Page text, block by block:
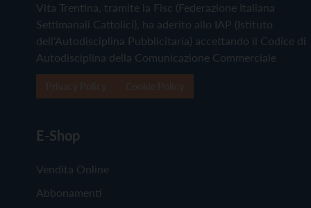
Vita Trentina, tramite la Fisc (Federazione Italiana
Settimanali Cattolici), ha aderito allo IAP (Istituto
dell'Autodisciplina Pubblicitaria) accettando il Codice di
Autodisciplina della Comunicazione Commerciale
E-Shop
Vendita Online
Abbonamenti